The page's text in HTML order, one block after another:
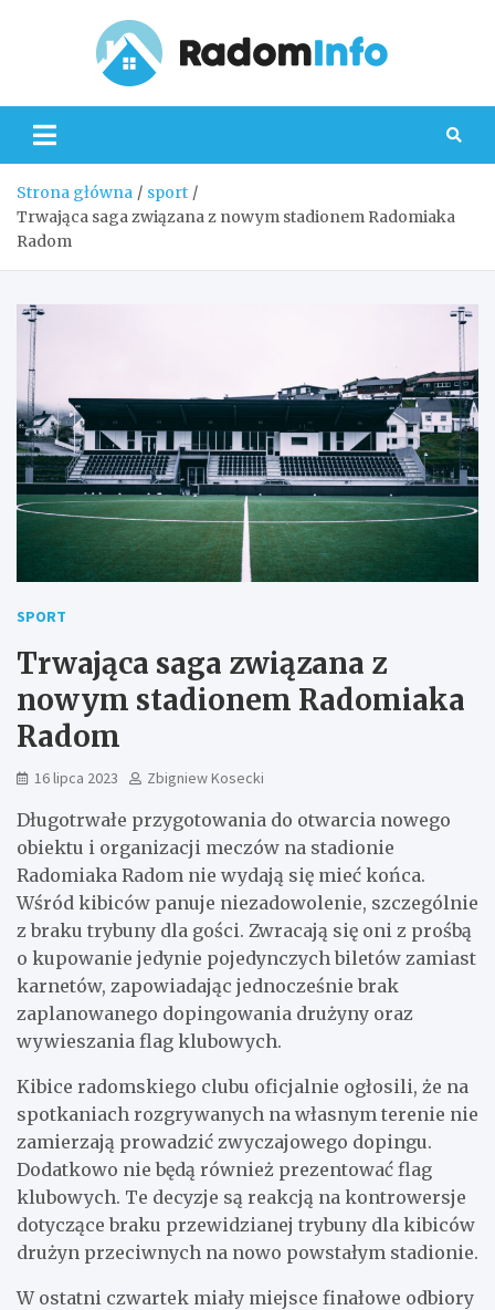
Strona główna
sport
Trwająca saga związana z nowym stadionem Radomiaka
Radom
SPORT
Trwająca saga związana z
nowym stadionem Radomiaka
Radom
16 lipca 2023 Zbigniew Kosecki
Długotrwałe przygotowania do otwarcia nowego
obiektu i organizacji meczów na stadionie
Radomiaka Radom nie wydają się mieć końca.
Wśród kibiców panuje niezadowolenie, szczególnie
z braku trybuny dla gości. Zwracają się oni z prośbą
o kupowanie jedynie pojedynczych biletów zamiast
karnetów, zapowiadając jednocześnie brak
zaplanowanego dopingowania drużyny oraz
wywieszania flag klubowych.
Kibice radomskiego clubu oficjalnie ogłosili, że na
spotkaniach rozgrywanych na własnym terenie nie
zamierzają prowadzić zwyczajowego dopingu.
Dodatkowo nie będą również prezentować flag
klubowych. Te decyzje są reakcją na kontrowersje
dotyczące braku przewidzianej trybuny dla kibiców
drużyn przeciwnych na nowo powstałym stadionie.
W ostatni czwartek miały miejsce finałowe odbiory